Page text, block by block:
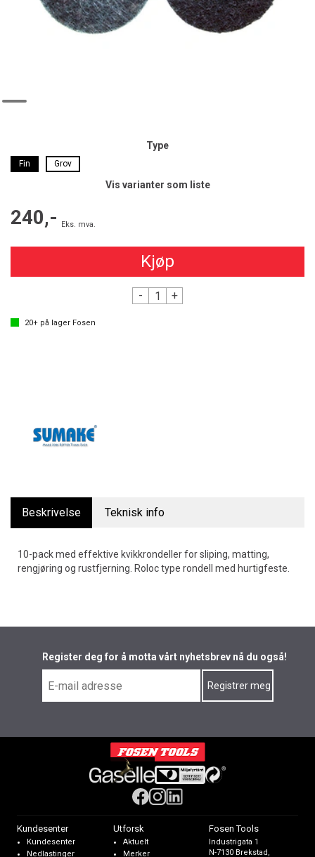
Type
Fin Grov
Vis varianter som liste
240,- Eks. mva.
Kjøp
- +
20+ på lager Fosen
Beskrivelse Teknisk info
10-pack med effektive kvikkrondeller for sliping, matting,
rengjøring og rustfjerning. Roloc type rondell med hurtigfeste.
Register deg for å motta vårt nyhetsbrev nå du også!
Kundesenter
Kundesenter
Nedlastinger
Utforsk
Aktuelt
Merker
Fosen Tools
Industrigata 1
N-7130 Brekstad,